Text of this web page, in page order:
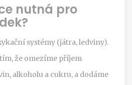
nutná pro
systémy (játra, ledviny).
že omezíme příjem
alkoholu a cukru, a dodáme